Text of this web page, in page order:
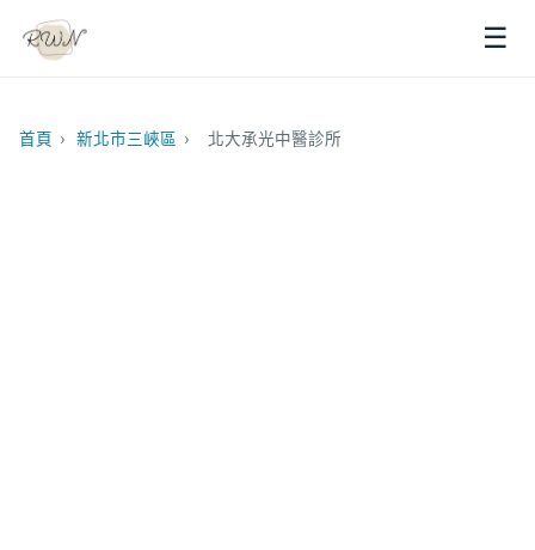
☰
首頁 › 新北市三峽區 › 北大承光中醫診所